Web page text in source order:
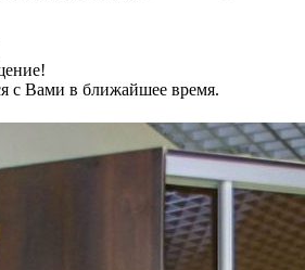
с Вами в ближайшее время.